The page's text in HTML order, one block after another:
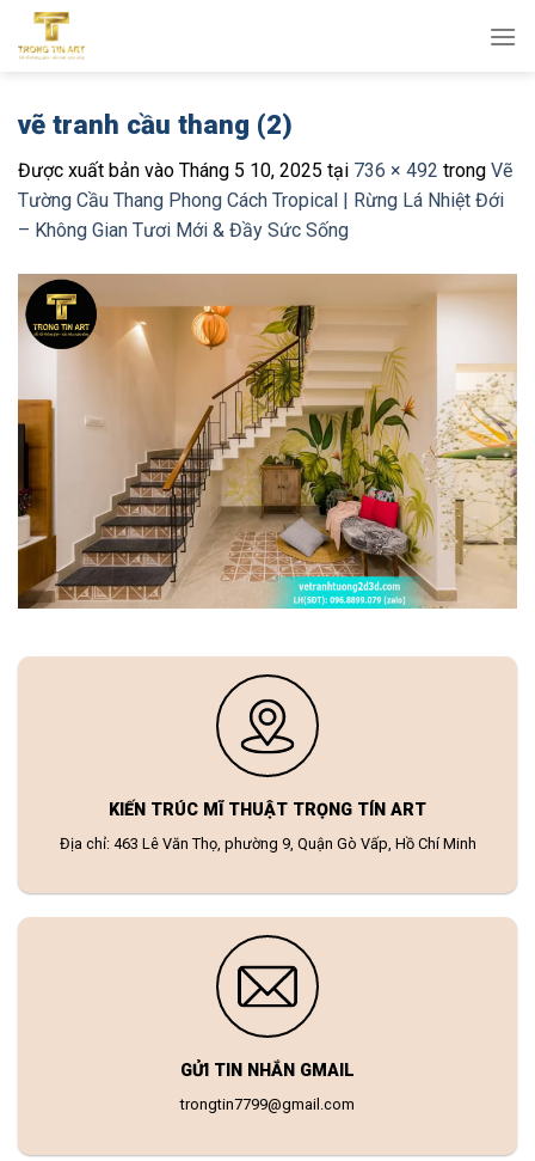
qua
vẽ tranh cầu thang (2)
Được xuất bản vào Tháng 5 10, 2025 tại 736 × 492 trong Vẽ
Tường Cầu Thang Phong Cách Tropical | Rừng Lá Nhiệt Đới
– Không Gian Tươi Mới & Đầy Sức Sống
KIẾN TRÚC MĨ THUẬT TRỌNG TÍN ART
Địa chỉ: 463 Lê Văn Thọ, phường 9, Quận Gò Vấp, Hồ Chí Minh
GỬI TIN NHẮN GMAIL
trongtin7799@gmail.com